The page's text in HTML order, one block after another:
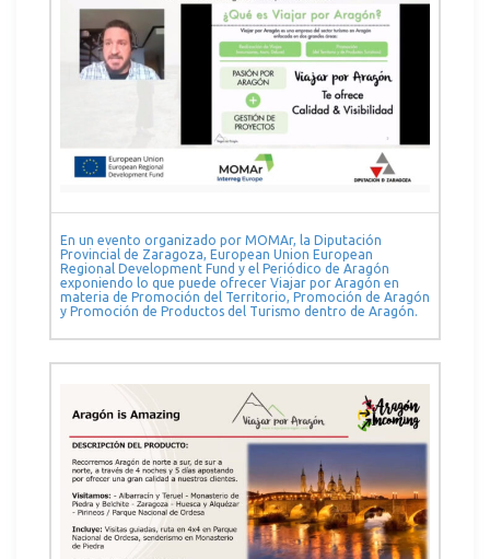
En un evento organizado por MOMAr, la Diputación
Provincial de Zaragoza, European Union European
Regional Development Fund y el Periódico de Aragón
exponiendo lo que puede ofrecer Viajar por Aragón en
materia de Promoción del Territorio, Promoción de Aragón
y Promoción de Productos del Turismo dentro de Aragón.